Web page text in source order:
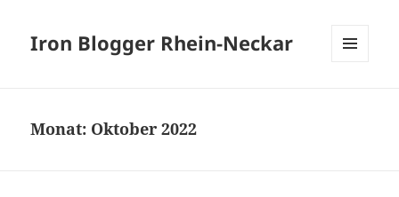
Iron Blogger Rhein-Neckar
Monat: Oktober 2022